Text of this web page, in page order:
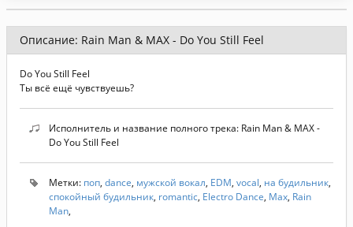
Описание: Rain Man & MAX - Do You Still Feel
Do You Still Feel
Ты всё ещё чувствуешь?
Исполнитель и название полного трека: Rain Man & MAX -
Do You Still Feel
Метки: поп, dance, мужской вокал, EDM, vocal, на будильник,
спокойный будильник, romantic, Electro Dance, Max, Rain
Man,